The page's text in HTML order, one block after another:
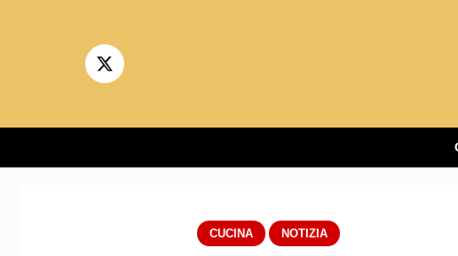
CUCINA NOTIZIA